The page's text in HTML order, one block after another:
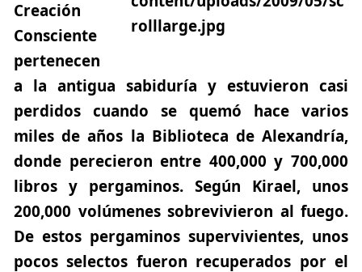
Creación
Consciente
pertenecen
a la antigua sabiduría y estuvieron casi
perdidos cuando se quemó hace varios
miles de años la Biblioteca de Alexandría,
donde perecieron entre 400,000 y 700,000
libros y pergaminos. Según Kirael, unos
200,000 volúmenes sobrevivieron al fuego.
De estos pergaminos supervivientes, unos
pocos selectos fueron recuperados por el